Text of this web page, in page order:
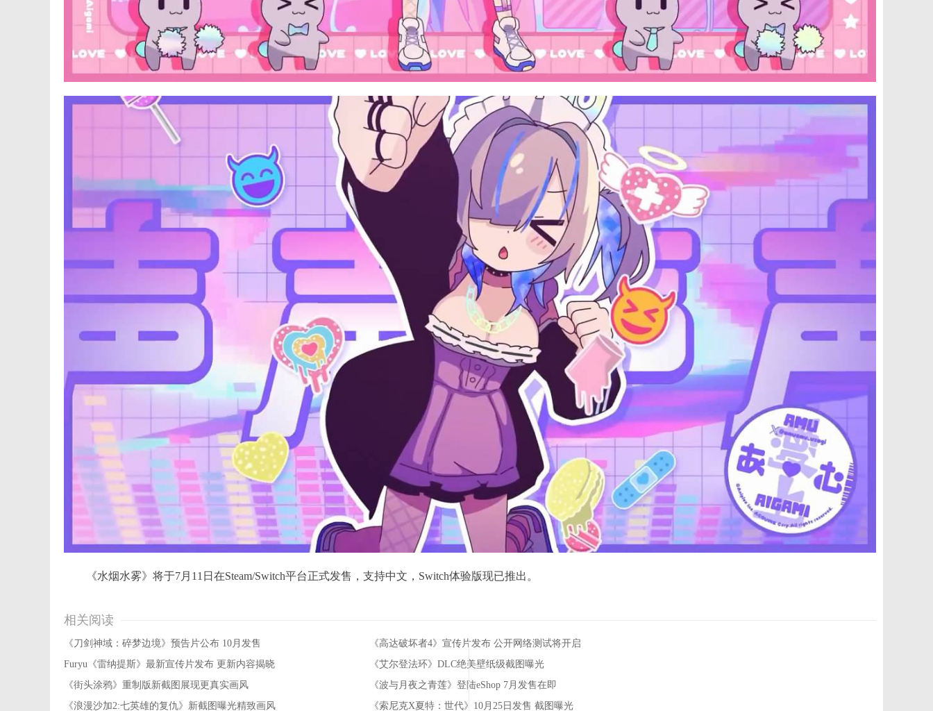
《水烟水雾》将于7月11日在Steam/Switch平台正式发售，支持中文，Switch体验版现已推出。
相关阅读
《刀剑神域：碎梦边境》预告片公布 10月发售
《高达破坏者4》宣传片发布 公开网络测试将开启
Furyu《雷纳提斯》最新宣传片发布 更新内容揭晓
《艾尔登法环》DLC绝美壁纸级截图曝光
《街头涂鸦》重制版新截图展现更真实画风
《波与月夜之青莲》登陆eShop 7月发售在即
《浪漫沙加2:七英雄的复仇》新截图曝光精致画风
《索尼克X夏特：世代》10月25日发售 截图曝光